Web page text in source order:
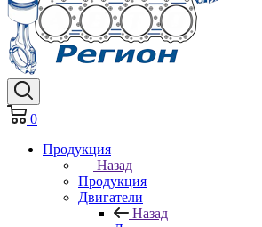
0
Продукция
Назад
Продукция
Двигатели
Назад